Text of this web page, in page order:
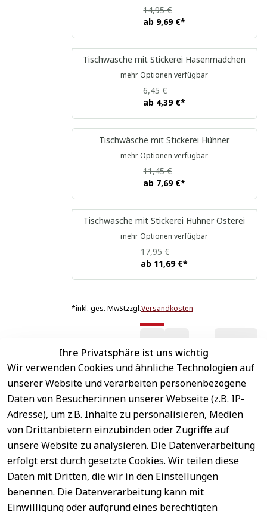
ab 9,69 €*
14,95 €
Tischwäsche mit Stickerei Hasenmädchen
mehr Optionen verfügbar
ab 4,39 €*
6,45 €
Tischwäsche mit Stickerei Hühner
mehr Optionen verfügbar
ab 7,69 €*
11,45 €
Tischwäsche mit Stickerei Hühner Osterei
mehr Optionen verfügbar
ab 11,69 €*
17,95 €
*inkl. ges. MwStzzgl.Versandkosten
Ihre Privatsphäre ist uns wichtig
Wir verwenden Cookies und ähnliche Technologien auf
unserer Website und verarbeiten personenbezogene
Daten von Besucher:innen unserer Webseite (z.B. IP-
Adresse), um z.B. Inhalte zu personalisieren, Medien
von Drittanbietern einzubinden oder Zugriffe auf
unsere Website zu analysieren. Die Datenverarbeitung
erfolgt erst durch gesetzte Cookies. Wir teilen diese
Daten mit Dritten, die wir in den Einstellungen
benennen. Die Datenverarbeitung kann mit
Einwilligung oder aufgrund eines berechtigten
RechtlichesService Sichere